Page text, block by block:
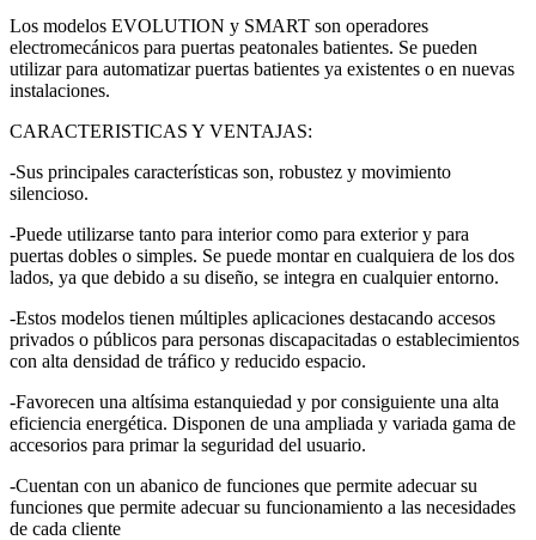
Los modelos EVOLUTION y SMART son operadores
electromecánicos para puertas peatonales batientes. Se pueden
utilizar para automatizar puertas batientes ya existentes o en nuevas
instalaciones.
CARACTERISTICAS Y VENTAJAS:
-Sus principales características son, robustez y movimiento
silencioso.
-Puede utilizarse tanto para interior como para exterior y para
puertas dobles o simples. Se puede montar en cualquiera de los dos
lados, ya que debido a su diseño, se integra en cualquier entorno.
-Estos modelos tienen múltiples aplicaciones destacando accesos
privados o públicos para personas discapacitadas o establecimientos
con alta densidad de tráfico y reducido espacio.
-Favorecen una altísima estanquiedad y por consiguiente una alta
eficiencia energética. Disponen de una ampliada y variada gama de
accesorios para primar la seguridad del usuario.
-Cuentan con un abanico de funciones que permite adecuar su
funciones que permite adecuar su funcionamiento a las necesidades
de cada cliente